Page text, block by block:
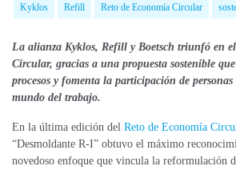
Kyklos Refill Reto de Economía Circular
La alianza Kyklos, Refill y Boetsch triunfó en
Circular, gracias a una propuesta sostenible
procesos y fomenta la participación de
mundo del trabajo.
En la última edición del Reto de Economía
“Desmoldante R-I” obtuvo el máximo
novedoso enfoque que vincula la reformulación